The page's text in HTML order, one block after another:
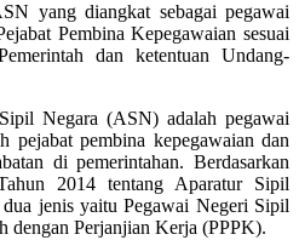
yang diangkat sebagai pegawai
Pembina Kepegawaian sesuai
dan ketentuan Undang-
Negara (ASN) adalah pegawai
pejabat pembina kepegawaian dan
di pemerintahan. Berdasarkan
2014 tentang Aparatur Sipil
jenis yaitu Pegawai Negeri Sipil
dengan Perjanjian Kerja (PPPK).